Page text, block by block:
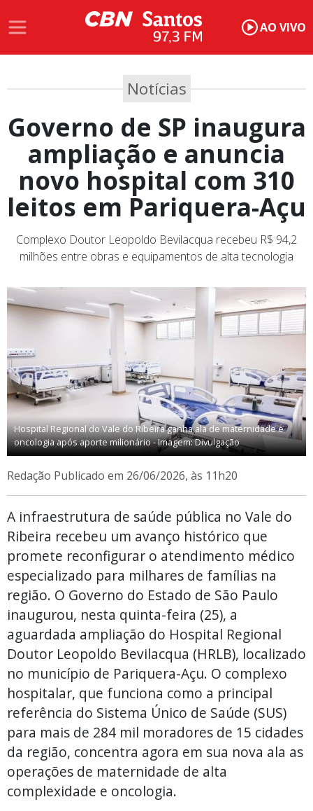
AO VIVO
Notícias
Governo de SP inaugura
ampliação e anuncia
novo hospital com 310
leitos em Pariquera-Açu
Complexo Doutor Leopoldo Bevilacqua recebeu R$ 94,2
milhões entre obras e equipamentos de alta tecnologia
Hospital Regional do Vale do Ribeira ganha ala de maternidade e
oncologia após aporte milionário - Imagem: Divulgação
Redação Publicado em 26/06/2026, às 11h20
A infraestrutura de saúde pública no Vale do
Ribeira recebeu um avanço histórico que
promete reconfigurar o atendimento médico
especializado para milhares de famílias na
região. O Governo do Estado de São Paulo
inaugurou, nesta quinta-feira (25), a
aguardada ampliação do Hospital Regional
Doutor Leopoldo Bevilacqua (HRLB), localizado
no município de Pariquera-Açu. O complexo
hospitalar, que funciona como a principal
referência do Sistema Único de Saúde (SUS)
para mais de 284 mil moradores de 15 cidades
da região, concentra agora em sua nova ala as
operações de maternidade de alta
complexidade e oncologia.